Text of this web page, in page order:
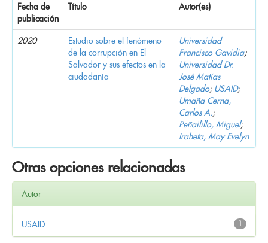
Fecha de
publicación
Título Autor(es)
2020
Estudio sobre el fenómeno
de la corrupción en El
Salvador y sus efectos en la
ciudadanía
Universidad
Francisco Gavidia;
Universidad Dr.
José Matías
Delgado; USAID;
Umaña Cerna,
Carlos A.;
Peñailillo, Miguel;
Iraheta, May Evelyn
Otras opciones relacionadas
Autor
1
USAID